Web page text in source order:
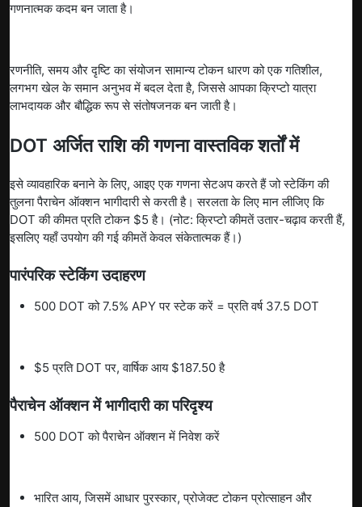
गणनात्मक कदम बन जाता है।
रणनीति, समय और दृष्टि का संयोजन सामान्य टोकन धारण को एक गतिशील,
लगभग खेल के समान अनुभव में बदल देता है, जिससे आपका क्रिप्टो यात्रा
लाभदायक और बौद्धिक रूप से संतोषजनक बन जाती है।
DOT अर्जित राशि की गणना वास्तविक शर्तों में
इसे व्यावहारिक बनाने के लिए, आइए एक गणना सेटअप करते हैं जो स्टेकिंग की
तुलना पैराचेन ऑक्शन भागीदारी से करती है। सरलता के लिए मान लीजिए कि
DOT की कीमत प्रति टोकन $5 है। (नोट: क्रिप्टो कीमतें उतार-चढ़ाव करती हैं,
इसलिए यहाँ उपयोग की गई कीमतें केवल संकेतात्मक हैं।)
पारंपरिक स्टेकिंग उदाहरण
500 DOT को 7.5% APY पर स्टेक करें = प्रति वर्ष 37.5 DOT
$5 प्रति DOT पर, वार्षिक आय $187.50 है
पैराचेन ऑक्शन में भागीदारी का परिदृश्य
500 DOT को पैराचेन ऑक्शन में निवेश करें
भारित आय, जिसमें आधार पुरस्कार, प्रोजेक्ट टोकन प्रोत्साहन और